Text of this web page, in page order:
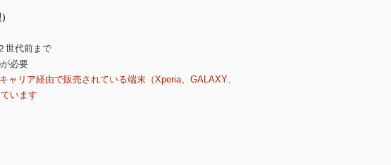
世代前まで
必要
リア経由で販売されている端末（Xperia、GALAXY、
います